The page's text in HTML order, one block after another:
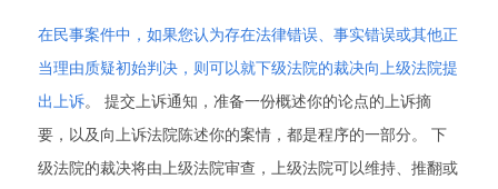
在民事案件中，如果您认为存在法律错误、事实错误或其他正
当理由质疑初始判决，则可以就下级法院的裁决向上级法院提
出上诉。 提交上诉通知，准备一份概述你的论点的上诉摘
要，以及向上诉法院陈述你的案情，都是程序的一部分。 下
级法院的裁决将由上级法院审查，上级法院可以维持、推翻或